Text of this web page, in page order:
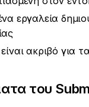
εργαλεία
ακριβό για
του